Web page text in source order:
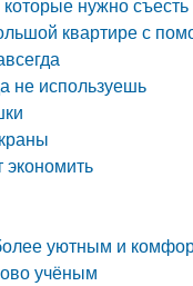
квартире с
не используешь
уютным и
учёным